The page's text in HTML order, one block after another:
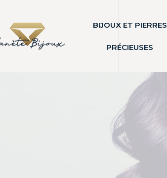
BIJOUX ET PIERRES
PRÉCIEUSES